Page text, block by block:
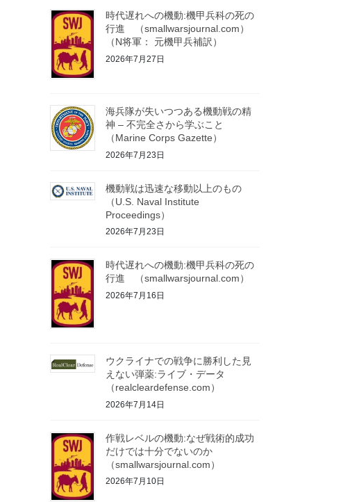
時代遅れへの機動:機甲兵科の死の
行進 （smallwarsjournal.com）
（N将軍： 元機甲兵補訳）
2026年7月27日
海兵隊が失いつつある機動戦の精
神 – 不完全さから学ぶこと
（Marine Corps Gazette）
2026年7月23日
機動戦は迅速な移動以上のもの
（U.S. Naval Institute
Proceedings）
2026年7月23日
時代遅れへの機動:機甲兵科の死の
行進 （smallwarsjournal.com）
2026年7月16日
ウクライナでの戦争に勝利した見
えない弾薬:ライブ・データ
（realcleardefense.com）
2026年7月14日
作戦レベルの機動:なぜ戦術的成功
だけでは十分でないのか
（smallwarsjournal.com）
2026年7月10日